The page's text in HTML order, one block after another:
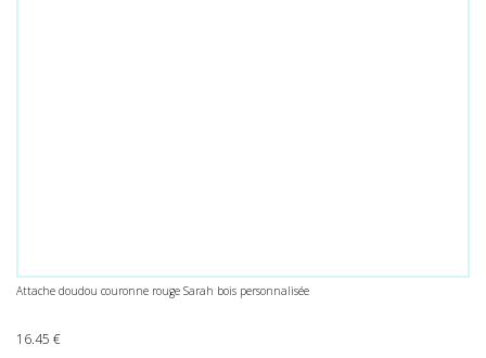
Attache doudou couronne rouge Sarah bois personnalisée
16.45 €